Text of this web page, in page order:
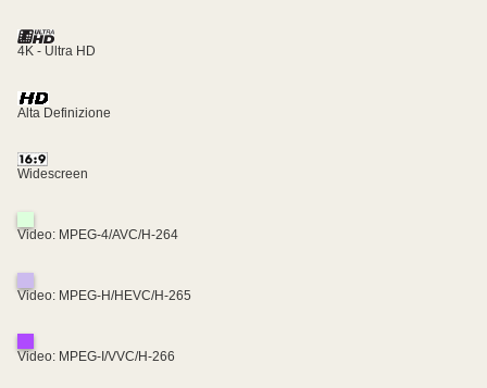
4K - Ultra HD
Alta Definizione
Widescreen
Video: MPEG-4/AVC/H-264
Video: MPEG-H/HEVC/H-265
Video: MPEG-I/VVC/H-266